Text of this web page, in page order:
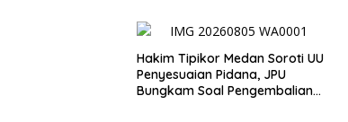
Hakim Tipikor Medan Soroti UU
Penyesuaian Pidana, JPU
Bungkam Soal Pengembalian